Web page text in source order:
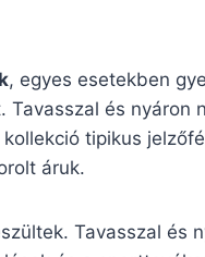
, egyes esetekben
és
tipikus
áruk.
Tavasszal és